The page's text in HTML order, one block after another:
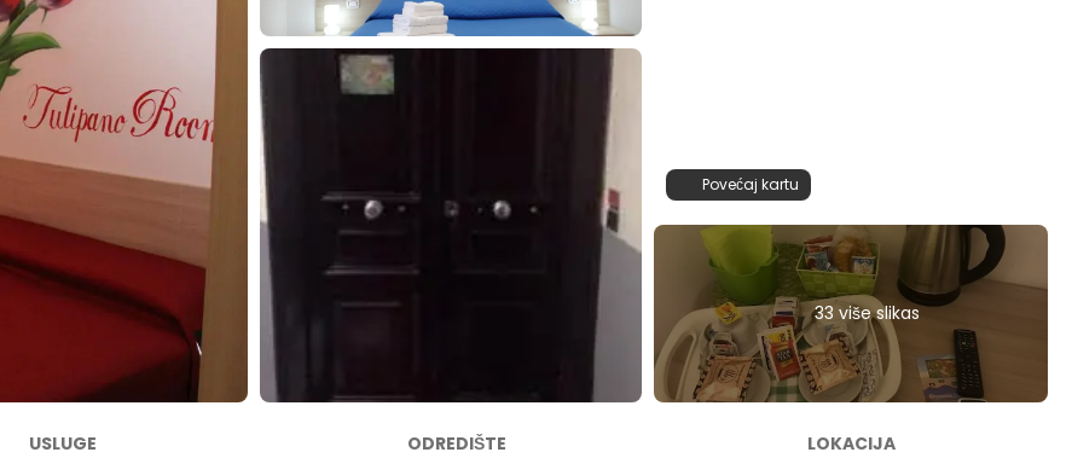
Povećaj kartu
33 više slikas
USLUGE ODREDIŠTE LOKACIJA